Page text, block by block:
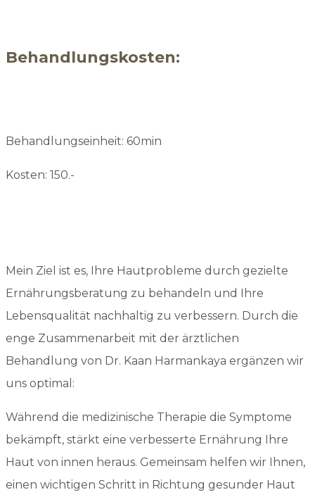
Behandlungskosten:
Behandlungseinheit: 60min
Kosten: 150.-
Mein Ziel ist es, Ihre Hautprobleme durch gezielte
Ernährungsberatung zu behandeln und Ihre
Lebensqualität nachhaltig zu verbessern. Durch die
enge Zusammenarbeit mit der ärztlichen
Behandlung von Dr. Kaan Harmankaya ergänzen wir
uns optimal:
Während die medizinische Therapie die Symptome
bekämpft, stärkt eine verbesserte Ernährung Ihre
Haut von innen heraus. Gemeinsam helfen wir Ihnen,
einen wichtigen Schritt in Richtung gesunder Haut